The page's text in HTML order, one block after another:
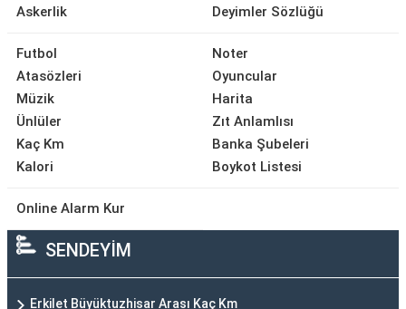
Askerlik
Deyimler Sözlüğü
Futbol
Atasözleri
Müzik
Ünlüler
Kaç Km
Kalori
Noter
Oyuncular
Harita
Zıt Anlamlısı
Banka Şubeleri
Boykot Listesi
Online Alarm Kur
SENDEYİM
Erkilet Büyüktuzhisar Arası Kaç Km